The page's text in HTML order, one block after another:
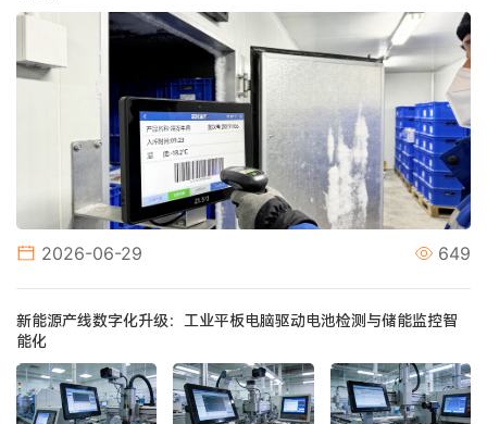
2026-06-29 649
新能源产线数字化升级：工业平板电脑驱动电池检测与储能监控智
能化